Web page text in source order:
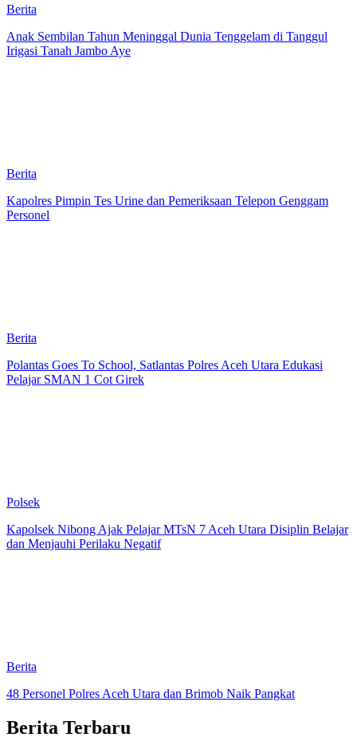
Berita
Anak Sembilan Tahun Meninggal Dunia Tenggelam di Tanggul
Irigasi Tanah Jambo Aye
Berita
Kapolres Pimpin Tes Urine dan Pemeriksaan Telepon Genggam
Personel
Berita
Polantas Goes To School, Satlantas Polres Aceh Utara Edukasi
Pelajar SMAN 1 Cot Girek
Polsek
Kapolsek Nibong Ajak Pelajar MTsN 7 Aceh Utara Disiplin Belajar
dan Menjauhi Perilaku Negatif
Berita
48 Personel Polres Aceh Utara dan Brimob Naik Pangkat
Berita Terbaru